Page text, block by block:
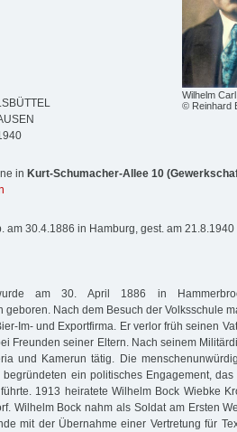
Wilhelm
© Reinhard
in Kurt-Schumacher-Allee 10
am 30.4.1886 in Hamburg, gest. am
am 30. April 1886 in
geboren. Nach dem Besuch der Volksschule
Im- und Exportfirma. Er verlor früh seinen
Freunden seiner Eltern. Nach seinem
und Kamerun tätig. Die
ein politisches Engagement,
1913 heiratete Wilhelm Bock Wiebke
Wilhelm Bock nahm als Soldat am Ersten
mit der Übernahme einer Vertretung für